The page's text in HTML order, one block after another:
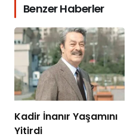
Benzer Haberler
Kadir İnanır Yaşamını
Yitirdi